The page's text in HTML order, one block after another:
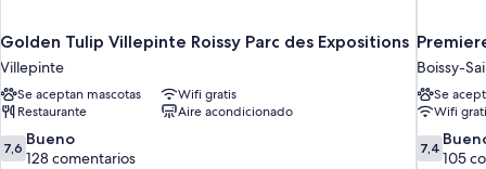
Golden Tulip Villepinte Roissy Parc des Expositions
Villepinte
Se aceptan mascotas
Wifi gratis
Restaurante
Aire acondicionado
7.6
sobre
7,6 Bueno
128 comentarios
Boissy-
Se
Wifi
7.4
sobre
7,4
105